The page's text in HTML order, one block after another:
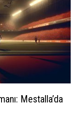
Mestalla’da